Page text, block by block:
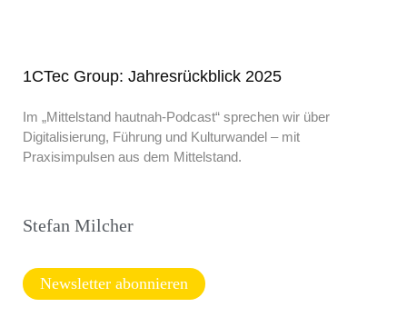
1CTec Group: Jahresrückblick 2025
Im „Mittelstand hautnah-Podcast“ sprechen wir über
Digitalisierung, Führung und Kulturwandel – mit
Praxisimpulsen aus dem Mittelstand.
Stefan Milcher
Newsletter abonnieren